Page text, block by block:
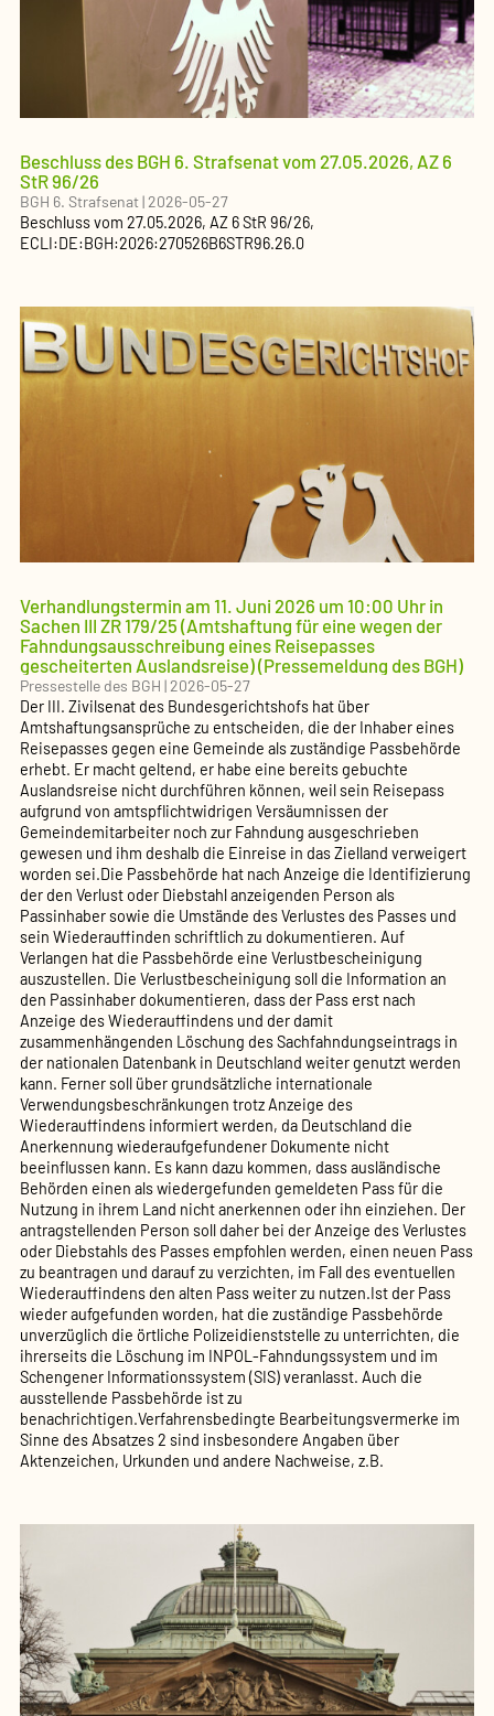
Beschluss des BGH 6. Strafsenat vom 27.05.2026, AZ 6
StR 96/26
BGH 6. Strafsenat|2026-05-27
Beschlussvom 27.05.2026, AZ 6 StR 96/26,
ECLI:DE:BGH:2026:270526B6STR96.26.0
Verhandlungstermin am 11. Juni 2026 um 10:00 Uhr in
Sachen III ZR 179/25 (Amtshaftung für eine wegen der
Fahndungsausschreibung eines Reisepasses
gescheiterten Auslandsreise) (Pressemeldung des BGH)
Pressestelle des BGH |2026-05-27
Der III. Zivilsenat des Bundesgerichtshofs hat über
Amtshaftungsansprüche zu entscheiden, die der Inhaber eines
Reisepasses gegen eine Gemeinde als zuständige Passbehörde
erhebt. Er macht geltend, er habe eine bereits gebuchte
Auslandsreise nicht durchführen können, weil sein Reisepass
aufgrund von amtspflichtwidrigen Versäumnissen der
Gemeindemitarbeiter noch zur Fahndung ausgeschrieben
gewesen und ihm deshalb die Einreise in das Zielland verweigert
worden sei.Die Passbehörde hat nach Anzeige die Identifizierung
der den Verlust oder Diebstahl anzeigenden Person als
Passinhaber sowie die Umstände des Verlustes des Passes und
sein Wiederauffinden schriftlich zu dokumentieren. Auf
Verlangen hat die Passbehörde eine Verlustbescheinigung
auszustellen. Die Verlustbescheinigung soll die Information an
den Passinhaber dokumentieren, dass der Pass erst nach
Anzeige des Wiederauffindens und der damit
zusammenhängenden Löschung des Sachfahndungseintrags in
der nationalen Datenbank in Deutschland weiter genutzt werden
kann. Ferner soll über grundsätzliche internationale
Verwendungsbeschränkungen trotz Anzeige des
Wiederauffindens informiert werden, da Deutschland die
Anerkennung wiederaufgefundener Dokumente nicht
beeinflussen kann. Es kann dazu kommen, dass ausländische
Behörden einen als wiedergefunden gemeldeten Pass für die
Nutzung in ihrem Land nicht anerkennen oder ihn einziehen. Der
antragstellenden Person soll daher bei der Anzeige des Verlustes
oder Diebstahls des Passes empfohlen werden, einen neuen Pass
zu beantragen und darauf zu verzichten, im Fall des eventuellen
Wiederauffindens den alten Pass weiter zu nutzen.Ist der Pass
wieder aufgefunden worden, hat die zuständige Passbehörde
unverzüglich die örtliche Polizeidienststelle zu unterrichten, die
ihrerseits die Löschung im INPOL-Fahndungssystem und im
Schengener Informationssystem (SIS) veranlasst. Auch die
ausstellende Passbehörde ist zu
benachrichtigen.Verfahrensbedingte Bearbeitungsvermerke im
Sinne des Absatzes 2 sind insbesondere Angaben über
Aktenzeichen, Urkunden und andere Nachweise, z.B.